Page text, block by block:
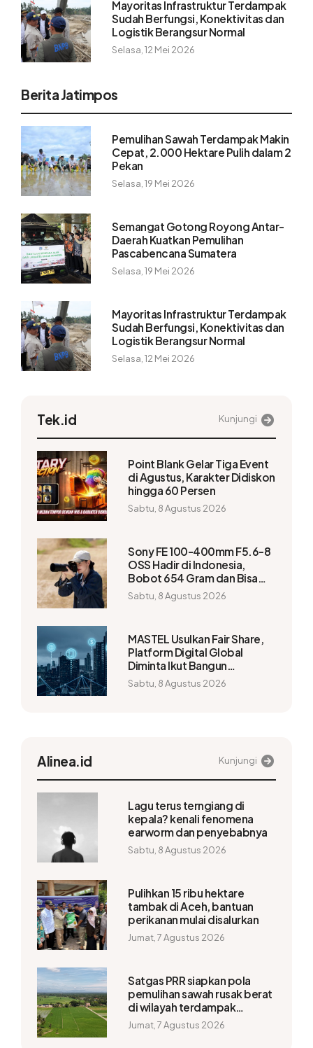
Mayoritas Infrastruktur Terdampak
Sudah Berfungsi, Konektivitas dan
Logistik Berangsur Normal
Selasa, 12 Mei 2026
Berita Jatimpos
Pemulihan Sawah Terdampak Makin
Cepat, 2.000 Hektare Pulih dalam 2
Pekan
Selasa, 19 Mei 2026
Semangat Gotong Royong Antar-
Daerah Kuatkan Pemulihan
Pascabencana Sumatera
Selasa, 19 Mei 2026
Mayoritas Infrastruktur Terdampak
Sudah Berfungsi, Konektivitas dan
Logistik Berangsur Normal
Selasa, 12 Mei 2026
Tek.id Kunjungi
Point Blank Gelar Tiga Event
di Agustus, Karakter Didiskon
hingga 60 Persen
Sabtu, 8 Agustus 2026
Sony FE 100-400mm F5.6-8
OSS Hadir di Indonesia,
Bobot 654 Gram dan Bisa
Capai 1.200mm
Sabtu, 8 Agustus 2026
MASTEL Usulkan Fair Share,
Platform Digital Global
Diminta Ikut Bangun
Infrastruktur
Sabtu, 8 Agustus 2026
Alinea.id Kunjungi
Lagu terus terngiang di
kepala? kenali fenomena
earworm dan penyebabnya
Sabtu, 8 Agustus 2026
Pulihkan 15 ribu hektare
tambak di Aceh, bantuan
perikanan mulai disalurkan
Jumat, 7 Agustus 2026
Satgas PRR siapkan pola
pemulihan sawah rusak berat
di wilayah terdampak
bencana
Jumat, 7 Agustus 2026